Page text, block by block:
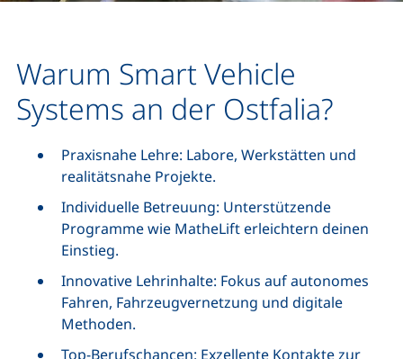
Warum Smart Vehicle
Systems an der Ostfalia?
Praxisnahe Lehre: Labore, Werkstätten und
realitätsnahe Projekte.
Individuelle Betreuung: Unterstützende
Programme wie MatheLift erleichtern deinen
Einstieg.
Innovative Lehrinhalte: Fokus auf autonomes
Fahren, Fahrzeugvernetzung und digitale
Methoden.
Top-Berufschancen: Exzellente Kontakte zur